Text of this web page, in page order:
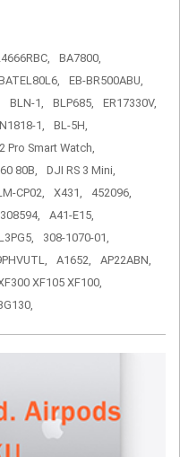
BA7800,
EB-BR500ABU,
BLN-1, BLP685,
ER17330V,
1,
BL-5H,
Pro Smart Watch,
80B,
DJI RS 3 Mini,
CP02, X431,
452096,
A41-E15,
308-1070-01,
A1652,
AP22ABN,
XF105 XF100,